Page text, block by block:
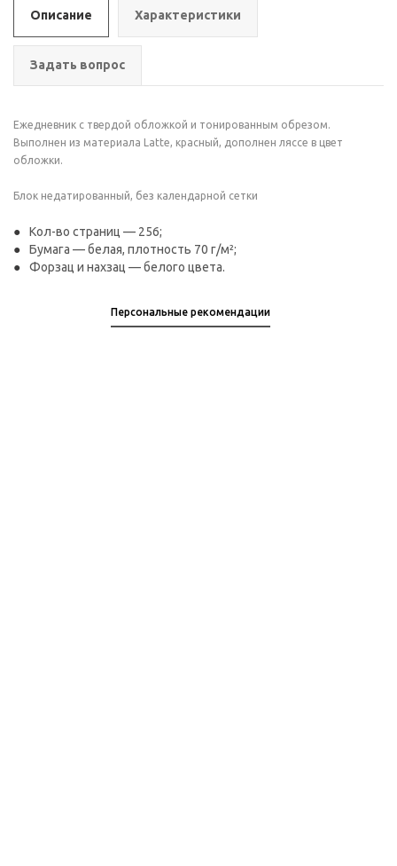
Описание Характеристики
Задать вопрос
Ежедневник с твердой обложкой и тонированным обрезом.
Выполнен из материала Latte, красный, дополнен ляссе в цвет
обложки.
Блок недатированный, без календарной сетки
Кол-во страниц — 256;
Бумага — белая, плотность 70 г/м²;
Форзац и нахзац — белого цвета.
Персональные рекомендации